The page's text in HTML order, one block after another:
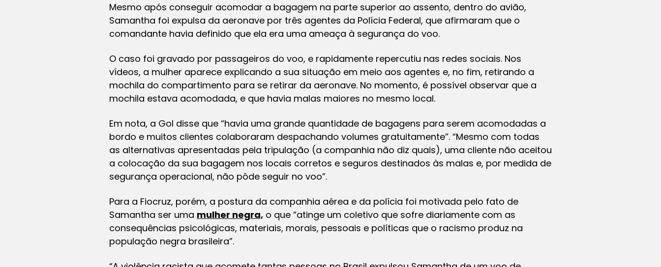
Mesmo após conseguir acomodar a bagagem na parte superior ao assento, dentro do avião,
Samantha foi expulsa da aeronave por três agentes da Polícia Federal, que afirmaram que o
comandante havia definido que ela era uma ameaça à segurança do voo.
O caso foi gravado por passageiros do voo, e rapidamente repercutiu nas redes sociais. Nos
vídeos, a mulher aparece explicando a sua situação em meio aos agentes e, no fim, retirando a
mochila do compartimento para se retirar da aeronave. No momento, é possível observar que a
mochila estava acomodada, e que havia malas maiores no mesmo local.
Em nota, a Gol disse que “havia uma grande quantidade de bagagens para serem acomodadas a
bordo e muitos clientes colaboraram despachando volumes gratuitamente”. “Mesmo com todas
as alternativas apresentadas pela tripulação (a companhia não diz quais), uma cliente não aceitou
a colocação da sua bagagem nos locais corretos e seguros destinados às malas e, por medida de
segurança operacional, não pôde seguir no voo”.
Para a Fiocruz, porém, a postura da companhia aérea e da polícia foi motivada pelo fato de
Samantha ser uma mulher negra, o que “atinge um coletivo que sofre diariamente com as
consequências psicológicas, materiais, morais, pessoais e políticas que o racismo produz na
população negra brasileira”.